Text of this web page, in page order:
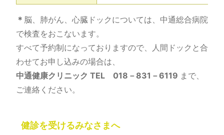
＊ 脳、肺がん、心臓ドックについては、中通総合病院
で検査をおこないます。
すべて予約制になっておりますので、人間ドックと合
わせてお申し込みの場合は、
中通健康クリニック TEL 018－831－6119 まで、
ご連絡ください。
健診を受けるみなさまへ